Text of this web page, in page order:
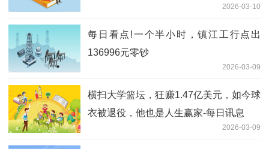
2026-03-10
每日看点!一个半小时，镇江工行点出
136996元零钞
2026-03-09
横扫大学篮坛，狂赚1.47亿美元，如今球
衣被退役，他也是人生赢家-每日讯息
2026-03-09